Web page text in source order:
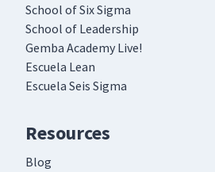
School of Six Sigma
School of Leadership
Gemba Academy Live!
Escuela Lean
Escuela Seis Sigma
Resources
Blog